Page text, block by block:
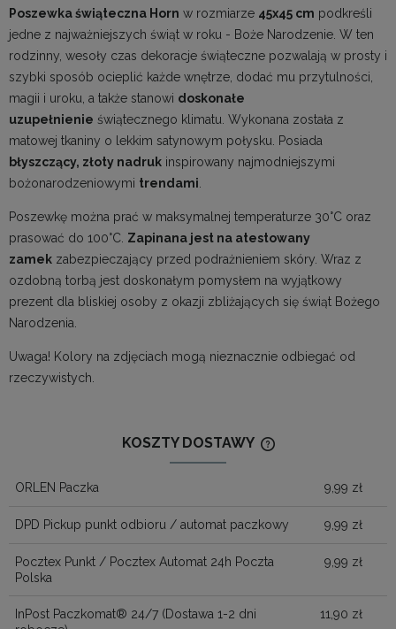
Poszewka świąteczna Horn w rozmiarze 45x45 cm podkreśli
jedne z najważniejszych świąt w roku - Boże Narodzenie. W ten
rodzinny, wesoły czas dekoracje świąteczne pozwalają w prosty i
szybki sposób ocieplić każde wnętrze, dodać mu przytulności,
magii i uroku, a także stanowi doskonałe
uzupełnienie świątecznego klimatu. Wykonana została z
matowej tkaniny o lekkim satynowym połysku. Posiada
błyszczący, złoty nadruk inspirowany najmodniejszymi
bożonarodzeniowymi trendami
Poszewkę można prać w maksymalnej temperaturze 30°C oraz
prasować do 100°C. Zapinana jest na atestowany
zamek zabezpieczający przed podrażnieniem skóry. Wraz z
ozdobną torbą jest doskonałym pomysłem na wyjątkowy
prezent dla bliskiej osoby z okazji zbliżających się świąt Bożego
Narodzenia.
Uwaga! Kolory na zdjęciach mogą nieznacznie odbiegać od
rzeczywistych.
KOSZTY DOSTAWY
ORLEN Paczka 9,99 zł
DPD Pickup punkt odbioru / automat paczkowy 9,99 zł
Pocztex Punkt / Pocztex Automat 24h Poczta
Polska
9,99 zł
InPost Paczkomat® 24/7 (Dostawa 1-2 dni
11,90 zł